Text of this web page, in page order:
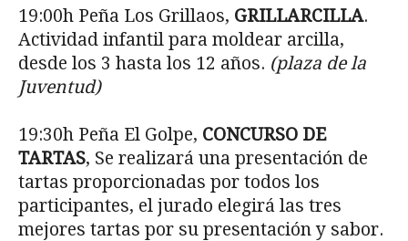
19:00h Peña Los Grillaos, GRILLARCILLA.
Actividad infantil para moldear arcilla,
desde los 3 hasta los 12 años. (plaza de la
Juventud)
19:30h Peña El Golpe, CONCURSO DE
TARTAS, Se realizará una presentación de
tartas proporcionadas por todos los
participantes, el jurado elegirá las tres
mejores tartas por su presentación y sabor.